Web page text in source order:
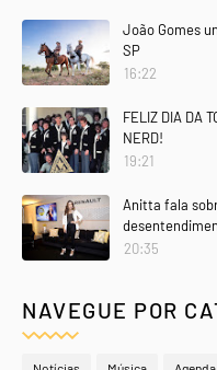
João Gomes
SP
16:22
FELIZ DIA DA
NERD!
19:21
Anitta fala
20:35
NAVEGUE POR